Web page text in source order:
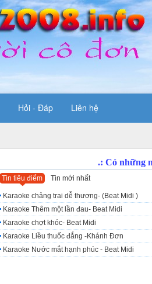
Hỏi - Đáp Liên hệ
Tin tiêu điểm Tin mới nhất
Karaoke chảng trai dễ thương- (Beat Midi )
Karaoke Thêm một lần đau- Beat Midi
Karaoke chợt khóc- Beat Midi
Karaoke Liều thuốc đắng -Khánh Đơn
Karaoke Nước mắt hạnh phúc - Beat Midi